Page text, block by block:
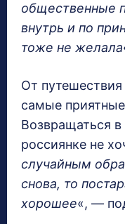
общественные
внутрь и по
тоже не желала
От
самые
Возвращаться
россиянке не
случайным
снова, то
хорошее«, —